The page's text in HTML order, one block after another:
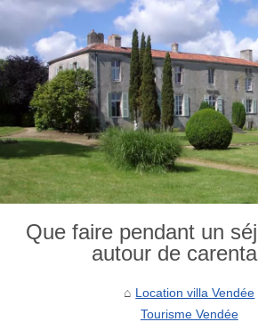
Que faire pendant un
autour de
Location villa Vendée
Tourisme Vendée